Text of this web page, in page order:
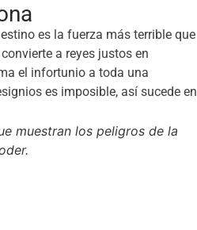
es la fuerza más terrible que
a reyes justos en
el infortunio a toda una
es imposible, así sucede en
muestran los peligros de la